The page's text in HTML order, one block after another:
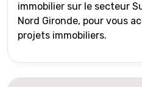
immobilier sur le secteur
Nord Gironde, pour vous
projets immobiliers.